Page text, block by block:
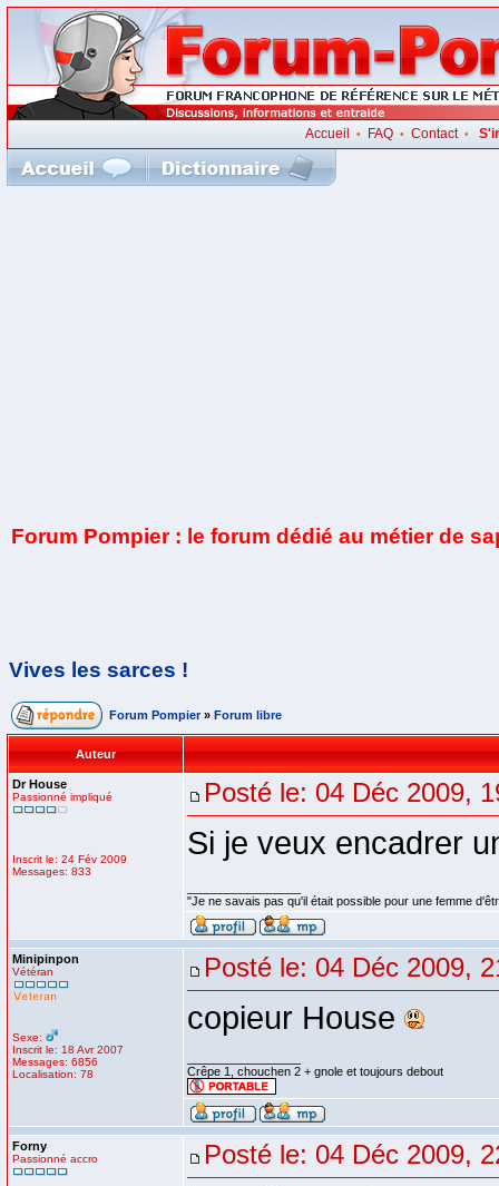
Accueil • FAQ• Contact•
Forum Pompier : le forum dédié au métier de
Vives les sarces !
Forum Pompier » Forum libre
Auteur
Dr House
Passionné impliqué
Inscrit le: 24 Fév 2009
Messages: 833
Posté le: 04 Déc 2009,
Si je veux encadrer
"Je ne savais pas qu'il était possible pour une femme
Minipinpon
Vétéran
Sexe:
Inscrit le: 18 Avr 2007
Messages: 6856
Localisation: 78
Posté le: 04 Déc 2009,
copieur House
Crêpe 1, chouchen 2 + gnole et toujours debout
Forny
Passionné accro Posté le: 04 Déc 2009,